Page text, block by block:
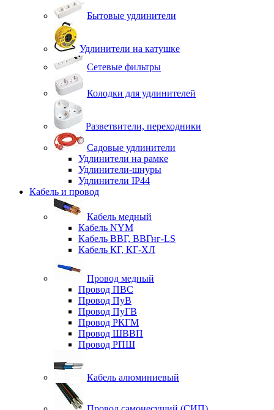
Бытовые удлинители
Удлинители на катушке
Сетевые фильтры
Колодки для удлинителей
Разветвители, переходники
Садовые удлинители
Удлинители на рамке
Удлинители-шнуры
Удлинители IP44
Кабель и провод
Кабель медный
Кабель NYM
Кабель ВВГ, ВВГнг-LS
Кабель КГ, КГ-ХЛ
Провод медный
Провод ПВС
Провод ПуВ
Провод ПуГВ
Провод РКГМ
Провод ШВВП
Провод РПШ
Кабель алюминиевый